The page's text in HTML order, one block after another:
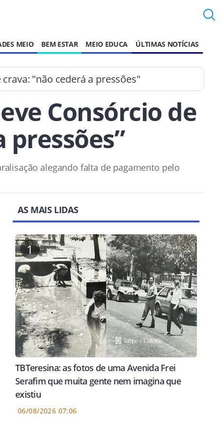
MEIO BEM ESTAR MEIO EDUCA ÚLTIMAS NOTÍCIAS
"não cederá a pressões"
Consórcio de
pressões”
alegando falta de pagamento pelo
AS MAIS LIDAS
1
TBTeresina: as fotos de uma Avenida Frei
Serafim que muita gente nem imagina que
existiu
06/08/2026 07:06